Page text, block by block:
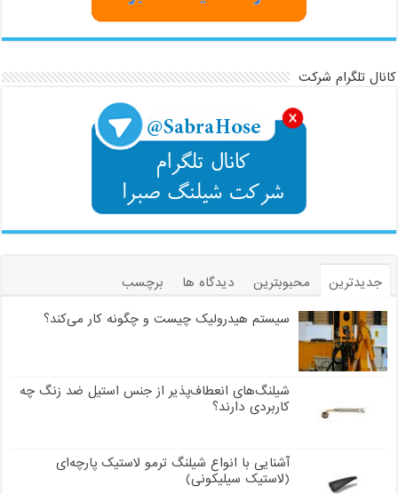
کانال تلگرام شرکت
جدیدترین محبوبترین دیدگاه ها
برچسب
سیستم هیدرولیک چیست و چگونه کار می‌کند؟
شیلنگ‌های انعطاف‌پذیر از جنس استیل ضد زنگ چه
کاربردی دارند؟
آشنایی با انواع شیلنگ ترمو لاستیک پارچه‌ای
(لاستیک سیلیکونی)